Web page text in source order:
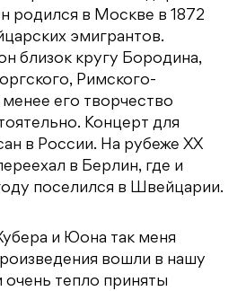
родился в Москве в 1872
эмигрантов.
близок кругу Бородина,
Римского-
его творчество
Концерт для
в России. На рубеже XX
в Берлин, где и
поселился в Швейцарии.
и Юона так меня
вошли в нашу
тепло приняты